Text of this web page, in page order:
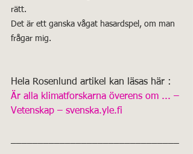
rätt.
Det är ett ganska vågat hasardspel, om man
frågar mig.
Hela Rosenlund artikel kan läsas här :
Är alla klimatforskarna överens om ... –
Vetenskap – svenska.yle.fi